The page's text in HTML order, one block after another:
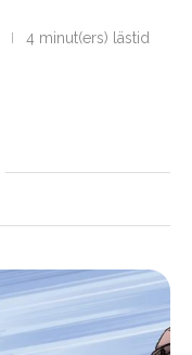
4 minut(ers) lästid